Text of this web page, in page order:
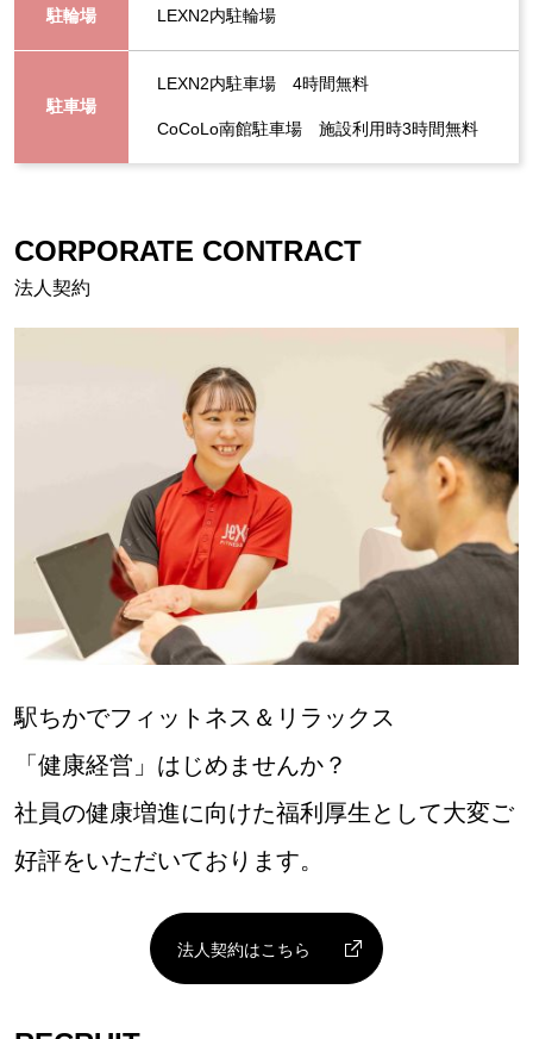
駐輪場 LEXN2内駐輪場
駐車場
LEXN2内駐車場 4時間無料
CoCoLo南館駐車場 施設利用時3時間無料
CORPORATE CONTRACT
法人契約
駅ちかでフィットネス＆リラックス
「健康経営」はじめませんか？
社員の健康増進に向けた福利厚生として大変ご
好評をいただいております。
法人契約はこちら